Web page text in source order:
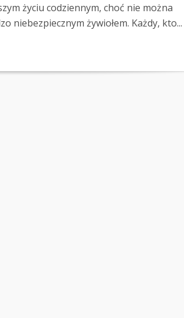
życiu codziennym, choć nie można
niebezpiecznym żywiołem. Każdy, kto...